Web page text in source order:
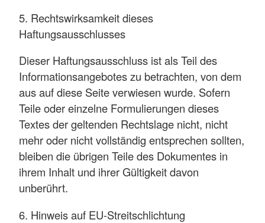
5. Rechtswirksamkeit dieses
Haftungsausschlusses
Dieser Haftungsausschluss ist als Teil des
Informationsangebotes zu betrachten, von dem
aus auf diese Seite verwiesen wurde. Sofern
Teile oder einzelne Formulierungen dieses
Textes der geltenden Rechtslage nicht, nicht
mehr oder nicht vollständig entsprechen sollten,
bleiben die übrigen Teile des Dokumentes in
ihrem Inhalt und ihrer Gültigkeit davon
unberührt.
6. Hinweis auf EU-Streitschlichtung